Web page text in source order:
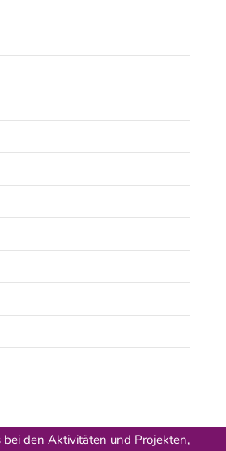
bei den Aktivitäten und Projekten,